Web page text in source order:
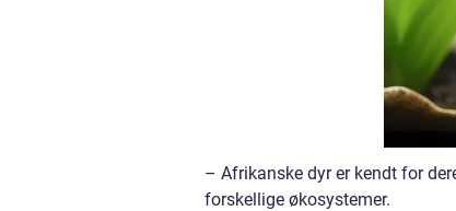
– Afrikanske dyr er kendt for
forskellige økosystemer.